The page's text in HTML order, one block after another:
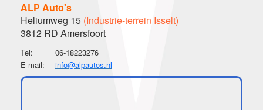
ALP Auto's
Heliumweg 15 (Industrie-terrein Isselt)
3812 RD Amersfoort
Tel:
06-18223276
E-mail:
info@alpautos.nl